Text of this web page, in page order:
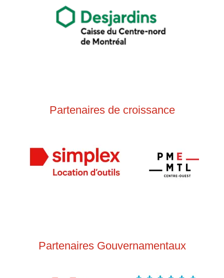
Partenaires de croissance
Partenaires Gouvernamentaux